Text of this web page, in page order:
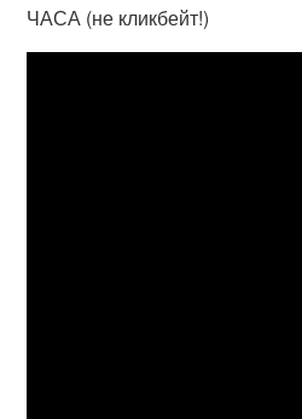
ЧАСА (не кликбейт!)